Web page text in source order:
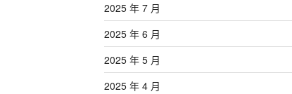
2025 年 7 月
2025 年 6 月
2025 年 5 月
2025 年 4 月